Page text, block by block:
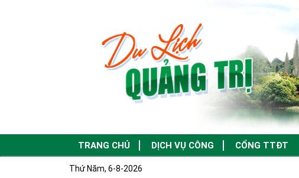
TRANG CHỦ DỊCH VỤ CÔNG CỔNG TTĐT
Thứ Năm, 6-8-2026